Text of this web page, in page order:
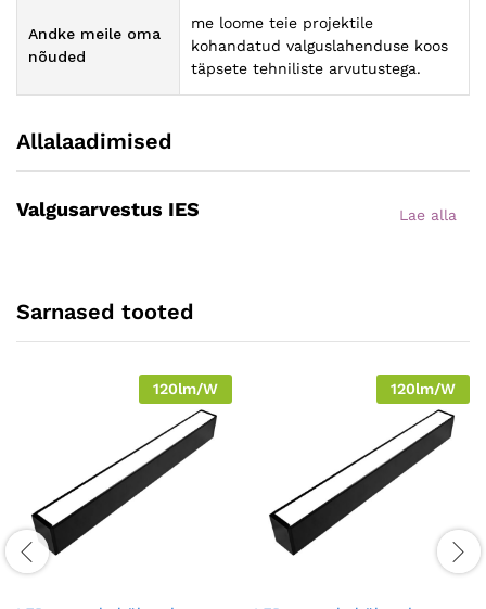
Andke meile oma
nõuded
me loome teie projektile
kohandatud valguslahenduse koos
täpsete tehniliste arvutustega.
Allalaadimised
Valgusarvestus IES Lae alla
Sarnased tooted
120lm/W 120lm/W